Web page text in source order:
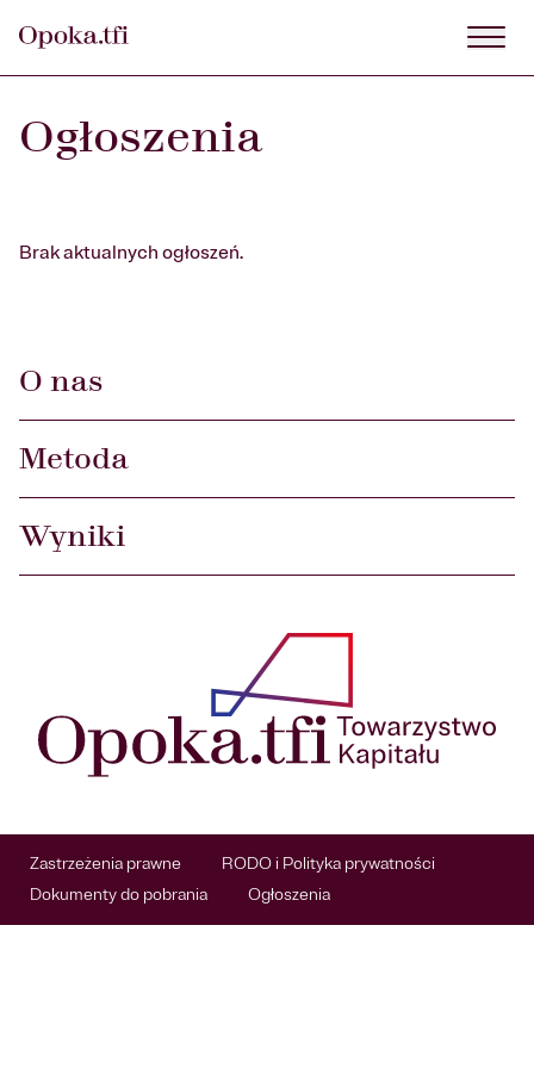
Ogłoszenia
Brak aktualnych ogłoszeń.
O nas
Metoda
Wyniki
Zastrzeżenia prawne
RODO i Polityka prywatności
Dokumenty do pobrania
Ogłoszenia